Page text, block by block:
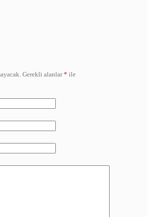
Gerekli alanlar* ile